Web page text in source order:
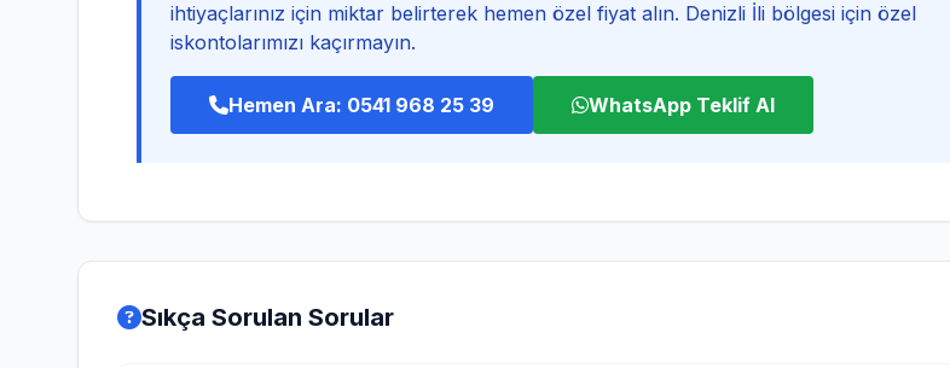
ihtiyaçlarınız için miktar belirterek hemen özel fiyat alın. Denizli İli bölgesi için özel
iskontolarımızı kaçırmayın.
Hemen Ara: 0541 968 25 39 WhatsApp Teklif Al
Sıkça Sorulan Sorular